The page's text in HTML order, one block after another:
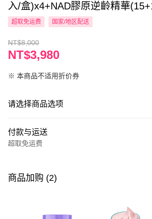
入/盒)x4+NAD膠原逆齡精華
超取免运费 国家/地区配送
NT$8,000
NT$3,980
※ 本商品不适用折价券
请选择商品选项
付款与运送
超取免运费
信用卡一次付款
商品加购 (2)